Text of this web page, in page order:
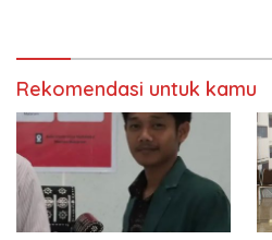
Rekomendasi untuk kamu